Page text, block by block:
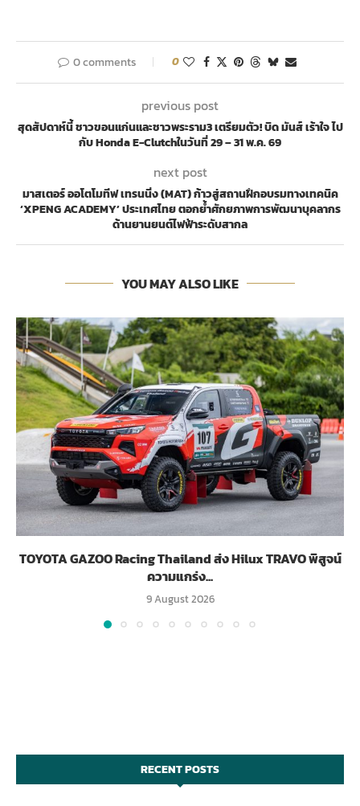
0 comments 0
previous post
สุดสัปดาห์นี้ ชาวขอนแก่นและชาวพระราม3 เตรียมตัว! บิด มันส์ เร้าใจ ไป
กับ Honda E-Clutchในวันที่ 29 – 31 พ.ค. 69
next post
มาสเตอร์ ออโตโมทีฟ เทรนนิ่ง (MAT) ก้าวสู่สถานฝึกอบรมทางเทคนิค
‘XPENG ACADEMY’ ประเทศไทย ตอกย้ำศักยภาพการพัฒนาบุคลากร
ด้านยานยนต์ไฟฟ้าระดับสากล
YOU MAY ALSO LIKE
TOYOTA GAZOO Racing Thailand ส่ง Hilux TRAVO พิสูจน์
ความแกร่ง...
9 August 2026
RECENT POSTS